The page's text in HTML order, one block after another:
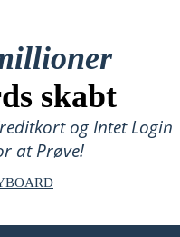
skabt
og Intet Login
at Prøve!